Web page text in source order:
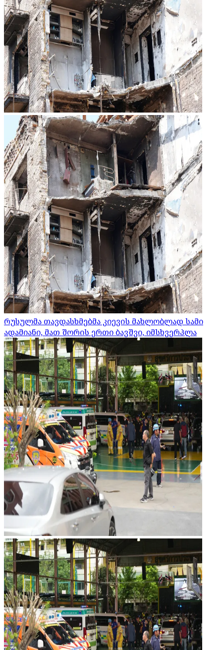
რუსულმა თავდასხმებმა კიევის მახლობლად სამი
ადამიანი, მათ შორის ერთი ბავშვი, იმსხვერპლა